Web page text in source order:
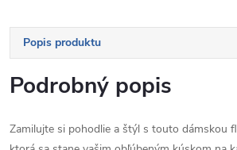
Popis produktu
Podrobný popis
Zamilujte si pohodlie a štýl s touto dámskou